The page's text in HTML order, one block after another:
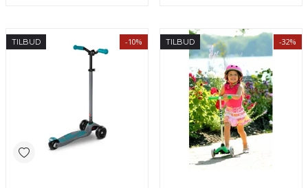
TILBUD -10% TILBUD -32%